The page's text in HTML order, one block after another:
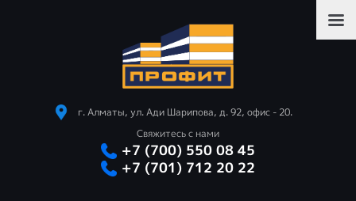
Свяжитесь с нами
+7 (700) 550 08 45
+7 (701) 712 20 22
г. Алматы, ул. Ади Шарипова, д. 92, офис - 20.